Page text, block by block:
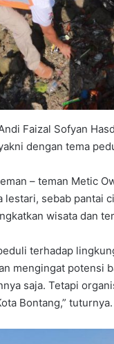
Faizal Sofyan
dengan tema
– teman Metic
sebab pantai
wisata dan
terhadap
mengingat potensi
saja. Tetapi
Bontang,” tuturnya.